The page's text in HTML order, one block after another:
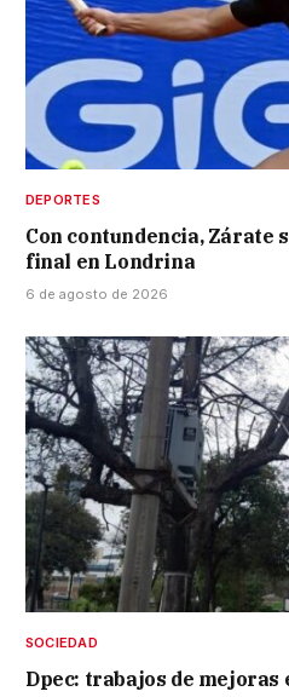
DEPORTES
Con contundencia, Zárate
final en Londrina
6 de agosto de 2026
SOCIEDAD
Dpec: trabajos de